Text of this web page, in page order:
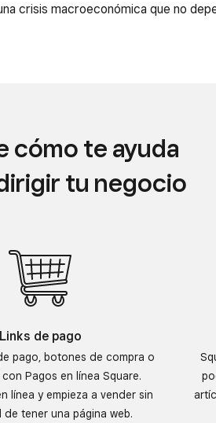
crisis macroeconómica que no
cómo te ayuda
tu negocio
Links de pago
pago, botones de compra o
Pagos en línea Square.
línea y empieza a vender sin
de tener una página web.